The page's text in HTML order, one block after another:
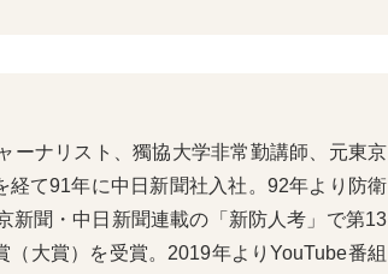
ーナリスト、獨協大学非常勤講師、元東京
経て91年に中日新聞社入社。92年より防衛
新聞・中日新聞連載の「新防人考」で第13
大賞）を受賞。2019年よりYouTube番組